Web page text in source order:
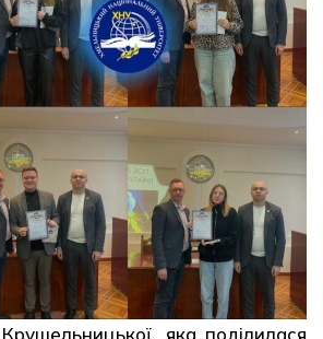
яка поділилася